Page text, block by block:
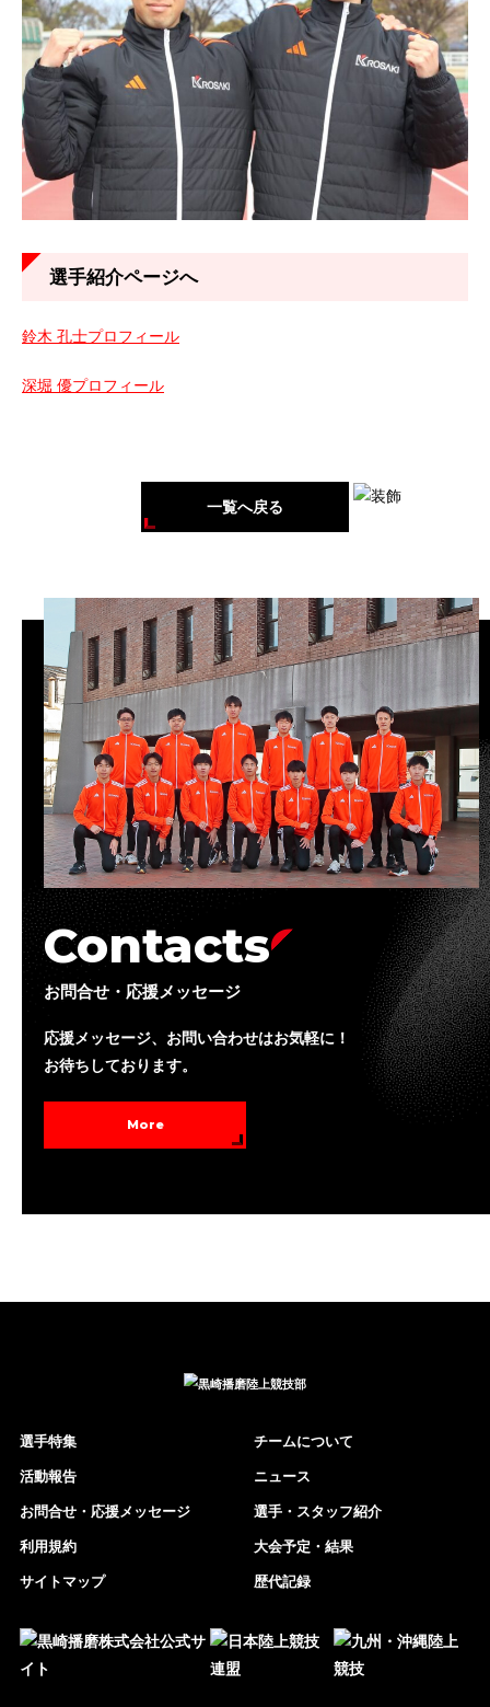
選手紹介ページへ
鈴木 孔士プロフィール
深堀 優プロフィール
一覧へ戻る
Contacts
お問合せ・応援メッセージ
応援メッセージ、お問い合わせはお気軽に！
お待ちしております。
More
チームについて
ニュース
選手・スタッフ紹介
大会予定・結果
歴代記録
選手特集
活動報告
お問合せ・応援メッセージ
利用規約
サイトマップ